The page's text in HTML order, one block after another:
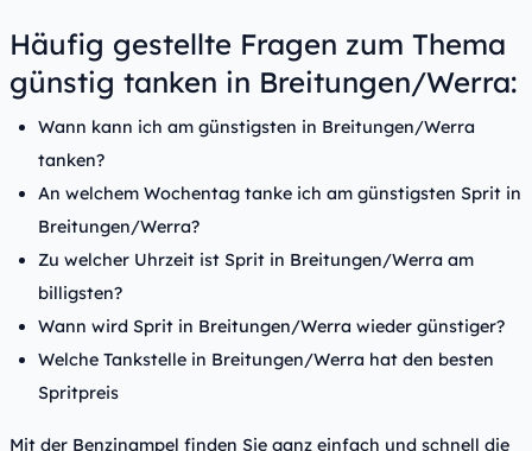
Häufig gestellte Fragen zum Thema
günstig tanken in Breitungen/Werra:
Wann kann ich am günstigsten in Breitungen/Werra
tanken?
An welchem Wochentag tanke ich am günstigsten Sprit in
Breitungen/Werra?
Zu welcher Uhrzeit ist Sprit in Breitungen/Werra am
billigsten?
Wann wird Sprit in Breitungen/Werra wieder günstiger?
Welche Tankstelle in Breitungen/Werra hat den besten
Spritpreis
Mit der Benzinampel finden Sie ganz einfach und schnell die